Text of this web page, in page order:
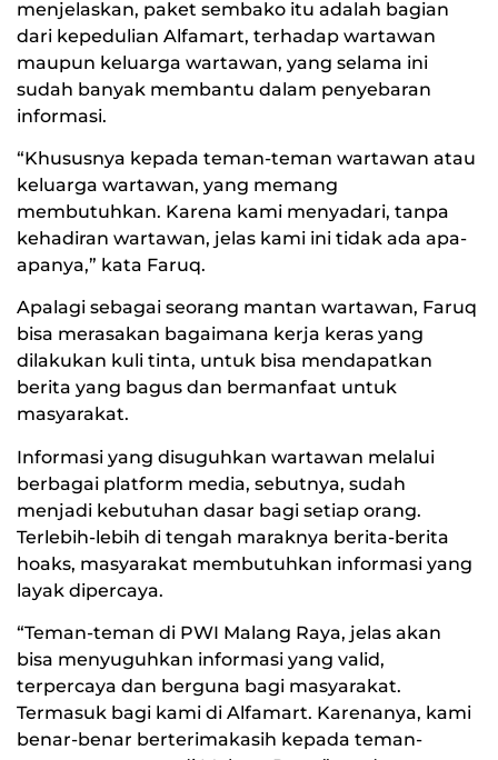
menjelaskan, paket sembako itu adalah bagian
dari kepedulian Alfamart, terhadap wartawan
maupun keluarga wartawan, yang selama ini
sudah banyak membantu dalam penyebaran
informasi.
“Khususnya kepada teman-teman wartawan atau
keluarga wartawan, yang memang
membutuhkan. Karena kami menyadari, tanpa
kehadiran wartawan, jelas kami ini tidak ada apa-
apanya,” kata Faruq.
Apalagi sebagai seorang mantan wartawan, Faruq
bisa merasakan bagaimana kerja keras yang
dilakukan kuli tinta, untuk bisa mendapatkan
berita yang bagus dan bermanfaat untuk
masyarakat.
Informasi yang disuguhkan wartawan melalui
berbagai platform media, sebutnya, sudah
menjadi kebutuhan dasar bagi setiap orang.
Terlebih-lebih di tengah maraknya berita-berita
hoaks, masyarakat membutuhkan informasi yang
layak dipercaya.
“Teman-teman di PWI Malang Raya, jelas akan
bisa menyuguhkan informasi yang valid,
terpercaya dan berguna bagi masyarakat.
Termasuk bagi kami di Alfamart. Karenanya, kami
benar-benar berterimakasih kepada teman-